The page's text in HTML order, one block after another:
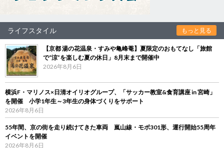
ライフスタイル もっと見る
【京都 湯の花温泉・すみや亀峰菴】夏限定のおもてなし「旅館
で“涼”を楽しむ夏の休日」8月末まで開催中
2026年8月6日
横浜F・マリノス×日清オイリオグループ、「サッカー教室&食育講座 in 宮崎」
を開催 小学1年生～3年生の身体づくりをサポート
2026年8月6日
55年間、京の街を走り続けてきた車両 嵐山線・モボ301形、運行開始55周年
イベントを開催
2026年8月6日